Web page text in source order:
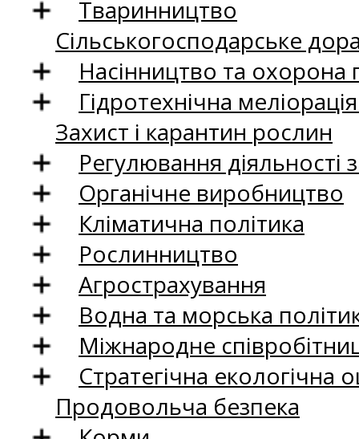
Тваринництво
Сільськогосподарське
Насінництво та
Гідротехнічна
Захист і карантин рослин
Регулювання
Органічне виробництво
Кліматична політика
Рослинництво
Агрострахування
Водна та морська
Міжнародне
Стратегічна екологічна
Продовольча безпека